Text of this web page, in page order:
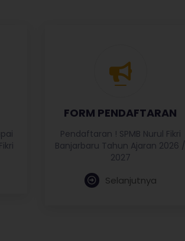
FORM PENDAFTARAN
Pendaftaran ! SPMB Nurul Fikri
Banjarbaru Tahun Ajaran 2026 /
2027
Selanjutnya